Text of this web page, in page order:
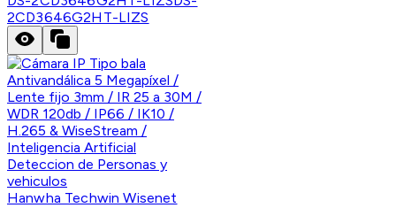
2CD3646G2HT-LIZS
Hanwha Techwin Wisenet